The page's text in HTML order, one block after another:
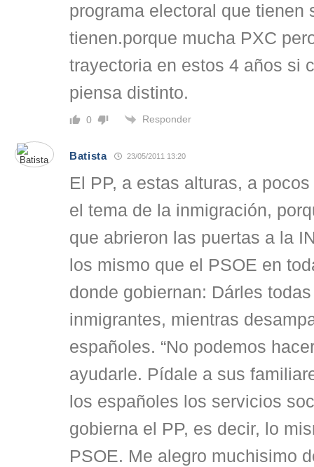
programa electoral que tienen
tienen.porque mucha PXC
trayectoria en estos 4 años si
piensa distinto.
0 Responder
Batista 23/05/2011 13:20
El PP, a estas alturas, a
el tema de la inmigración,
que abrieron las puertas a la
los mismo que el PSOE en
donde gobiernan: Dárles
inmigrantes, mientras
españoles. “No podemos
ayudarle. Pídale a sus
los españoles los servicios
gobierna el PP, es decir, lo
PSOE. Me alegro muchisimo